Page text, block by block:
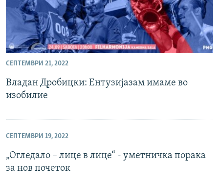
СЕПТЕМВРИ 21, 2022
Владан Дробицки: Ентузијазам имаме во
изобилие
СЕПТЕМВРИ 19, 2022
„Огледало – лице в лице“ - уметничка порака
за нов почеток